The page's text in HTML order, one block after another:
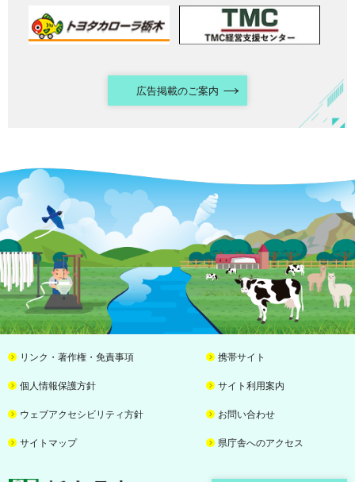
広告掲載のご案内
リンク・著作権・免責事項 携帯サイト
個人情報保護方針 サイト利用案内
ウェブアクセシビリティ方針 お問い合わせ
サイトマップ 県庁舎へのアクセス